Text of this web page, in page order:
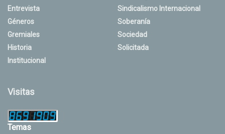
Entrevista
Géneros
Gremiales
Historia
Institucional
Sindicalismo Internacional
Soberanía
Sociedad
Solicitada
Visitas
Temas